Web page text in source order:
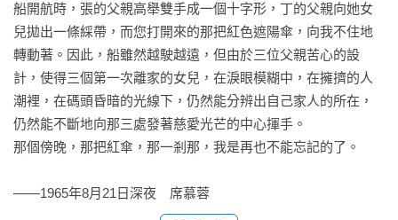
船開航時，張的父親高舉雙手成一個十字形，丁的父親向她女
兒拋出一條綵帶，而您打開來的那把紅色遮陽傘，向我不住地
轉動著。因此，船雖然越駛越遠，但由於三位父親苦心的設
計，使得三個第一次離家的女兒，在淚眼模糊中，在擁擠的人
潮裡，在碼頭昏暗的光線下，仍然能分辨出自己家人的所在，
仍然能不斷地向那三處發著慈愛光芒的中心揮手。
那個傍晚，那把紅傘，那一剎那，我是再也不能忘記的了。
——1965年8月21日深夜　席慕蓉